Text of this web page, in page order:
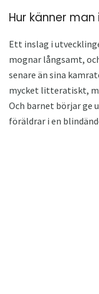
Hur känner
Ett inslag i
mognar långsamt,
senare än sina
mycket litteratiskt,
Och barnet börjar ge
föräldrar i en